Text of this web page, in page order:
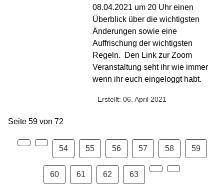
08.04.2021 um 20 Uhr einen
Überblick über die wichtigsten
Änderungen sowie eine
Auffrischung der wichtigsten
Regeln.
Den Link zur Zoom
Veranstaltung seht ihr wie immer
wenn ihr euch eingeloggt habt.
Erstellt: 06. April 2021
Seite 59 von 72
54 55 56 57 58 59
60 61 62 63